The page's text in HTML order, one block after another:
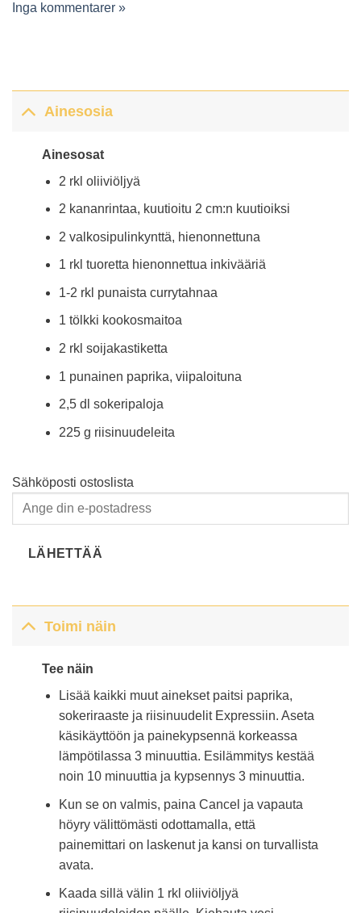
Inga kommentarer »
Ainesosia
Ainesosat
2 rkl oliiviöljyä
2 kananrintaa, kuutioitu 2 cm:n kuutioiksi
2 valkosipulinkynttä, hienonnettuna
1 rkl tuoretta hienonnettua inkivääriä
1-2 rkl punaista currytahnaa
1 tölkki kookosmaitoa
2 rkl soijakastiketta
1 punainen paprika, viipaloituna
2,5 dl sokeripaloja
225 g riisinuudeleita
Sähköposti ostoslista
LÄHETTÄÄ
Toimi näin
Tee näin
Lisää kaikki muut ainekset paitsi paprika,
sokeriraaste ja riisinuudelit Expressiin. Aseta
käsikäyttöön ja painekypsennä korkeassa
lämpötilassa 3 minuuttia. Esilämmitys kestää
noin 10 minuuttia ja kypsennys 3 minuuttia.
Kun se on valmis, paina Cancel ja vapauta
höyry välittömästi odottamalla, että
painemittari on laskenut ja kansi on turvallista
avata.
Kaada sillä välin 1 rkl oliiviöljyä